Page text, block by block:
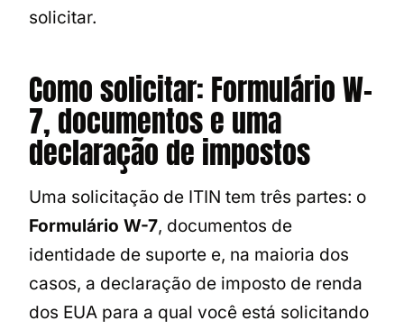
solicitar.
Como solicitar: Formulário W-
7, documentos e uma
declaração de impostos
Uma solicitação de ITIN tem três partes: o
Formulário W-7, documentos de
identidade de suporte e, na maioria dos
casos, a declaração de imposto de renda
dos EUA para a qual você está solicitando